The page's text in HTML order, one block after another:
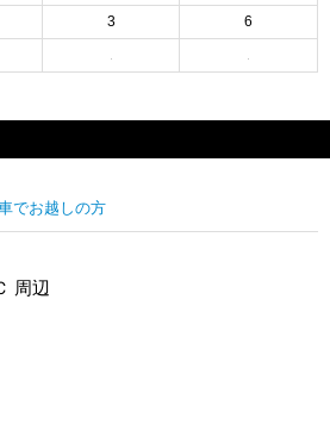
3 6
でお越しの方
周辺